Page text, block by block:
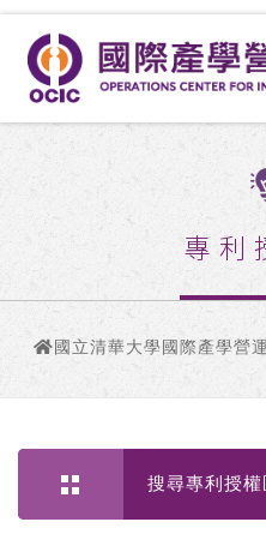
專利
國立清華大學國際產學營
搜尋專利授權